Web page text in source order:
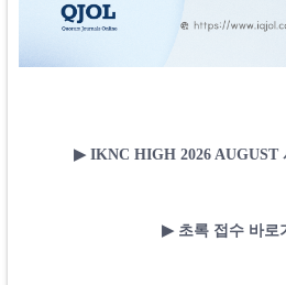
▶​ IKNC HIGH 2026 AUGUST
▶초록 접수 바로